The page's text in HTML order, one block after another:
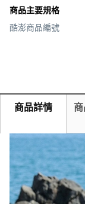
商品主要規格
酷澎商品編號
商品詳情